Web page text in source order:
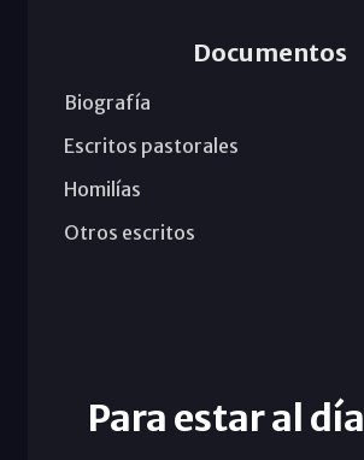
Documentos
Biografía
Escritos pastorales
Homilías
Otros escritos
Para estar al día